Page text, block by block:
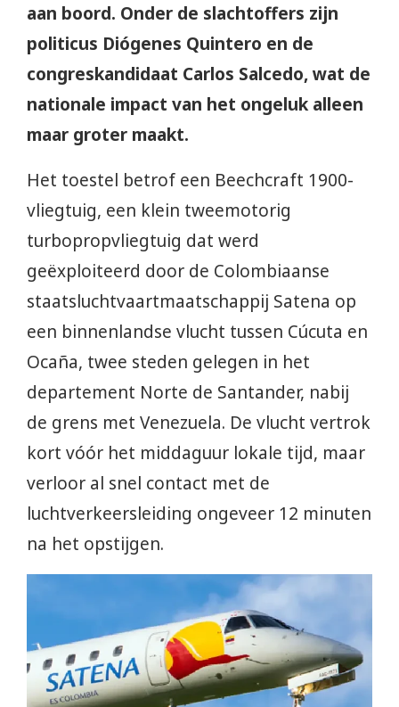
aan boord. Onder de slachtoffers zijn
politicus Diógenes Quintero en de
congreskandidaat Carlos Salcedo, wat de
nationale impact van het ongeluk alleen
maar groter maakt.
Het toestel betrof een Beechcraft 1900-
vliegtuig, een klein tweemotorig
turbopropvliegtuig dat werd
geëxploiteerd door de Colombiaanse
staatsluchtvaartmaatschappij Satena op
een binnenlandse vlucht tussen Cúcuta en
Ocaña, twee steden gelegen in het
departement Norte de Santander, nabij
de grens met Venezuela. De vlucht vertrok
kort vóór het middaguur lokale tijd, maar
verloor al snel contact met de
luchtverkeersleiding ongeveer 12 minuten
na het opstijgen.